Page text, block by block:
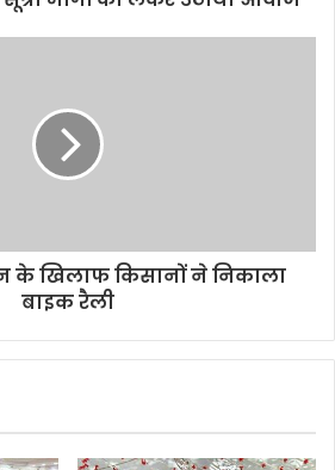
के खिलाफ किसानों ने निकाला
बाइक रैली